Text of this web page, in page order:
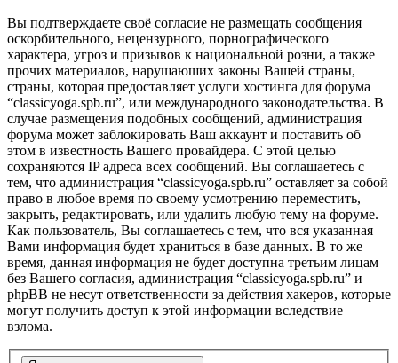
Вы подтверждаете своё согласие не размещать сообщения
оскорбительного, нецензурного, порнографического
характера, угроз и призывов к национальной розни, а также
прочих материалов, нарушаюших законы Вашей страны,
страны, которая предоставляет услуги хостинга для форума
“classicyoga.spb.ru”, или международного законодательства. В
случае размещения подобных сообщений, администрация
форума может заблокировать Ваш аккаунт и поставить об
этом в известность Вашего провайдера. С этой целью
сохраняются IP адреса всех сообщений. Вы соглашаетесь с
тем, что администрация “classicyoga.spb.ru” оставляет за собой
право в любое время по своему усмотрению переместить,
закрыть, редактировать, или удалить любую тему на форуме.
Как пользователь, Вы соглашаетесь с тем, что вся указанная
Вами информация будет храниться в базе данных. В то же
время, данная информация не будет доступна третьим лицам
без Вашего согласия, администрация “classicyoga.spb.ru” и
phpBB не несут ответственности за действия хакеров, которые
могут получить доступ к этой информации вследствие
взлома.